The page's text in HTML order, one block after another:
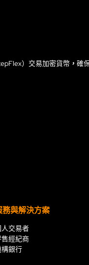
）交易加密貨幣 ， 確
務與解決方案
人交易者
售經紀商
構銀行